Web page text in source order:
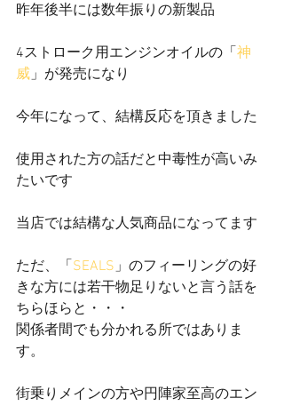
昨年後半には数年振りの新製品
4ストローク用エンジンオイルの「 神
威」が発売になり
今年になって、結構反応を頂きました
使用された方の話だと中毒性が高いみ
たいです
当店では結構な人気商品になってます
ただ、「 SEALS」のフィーリングの好
きな方には若干物足りないと言う話を
ちらほらと・・・
関係者間でも分かれる所ではありま
す。
街乗りメインの方や円陣家至高のエン